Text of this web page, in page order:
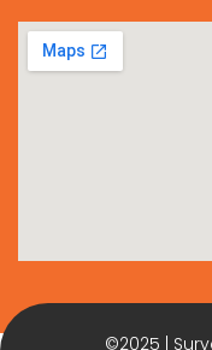
©2025 |